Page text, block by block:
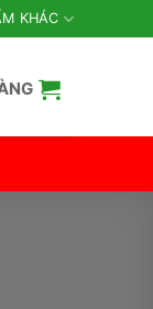
KHÁC